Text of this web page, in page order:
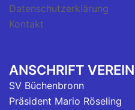
Datenschutzerklärung
Kontakt
ANSCHRIFT VEREIN
SV Büchenbronn
Präsident Mario Röseling